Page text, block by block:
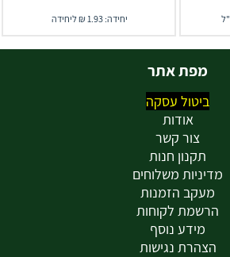
יחידה: 1.93 ₪ ליחידה
מפת אתר
ביטול עסקה
אודות
צור קשר
תקנון חנות
מדיניות משלוחים
מעקב הזמנות
הרשמת לקוחות
מידע נוסף
הצהרת נגישות